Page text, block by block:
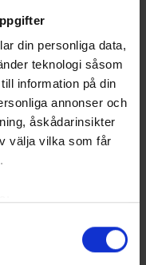
din personliga data,
teknologi såsom
information på din
annonser och
åskådarinsikter
välja vilka som får
flera meter
0 0
0 0 0
0
0 0 0
0
0 0 0 0
0 0 0 0
0